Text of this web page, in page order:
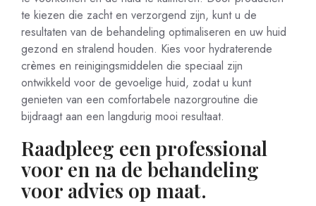
te kiezen die zacht en verzorgend zijn, kunt u de
resultaten van de behandeling optimaliseren en uw huid
gezond en stralend houden. Kies voor hydraterende
crèmes en reinigingsmiddelen die speciaal zijn
ontwikkeld voor de gevoelige huid, zodat u kunt
genieten van een comfortabele nazorgroutine die
bijdraagt aan een langdurig mooi resultaat.
Raadpleeg een professional
voor en na de behandeling
voor advies op maat.